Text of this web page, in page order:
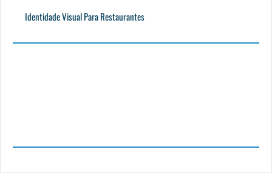
Identidade Visual Para Restaurantes